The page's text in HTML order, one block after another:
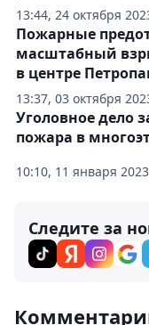
13:44, 24 октября
13:37, 03 октября
Пожарные
масштабный
в центре
10:10, 11 января 2023
Уголовное дело
пожара в
Следите за